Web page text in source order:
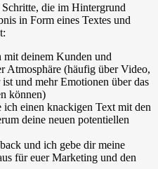
die im Hintergrund
in Form eines Textes und
mit deinem Kunden und
Atmosphäre (häufig über Video,
und mehr Emotionen über das
können)
einen knackigen Text mit den
deine neuen potentiellen
und ich gebe dir meine
für euer Marketing und den